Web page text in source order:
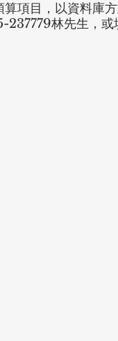
項目，以資料庫
237779林先生，或